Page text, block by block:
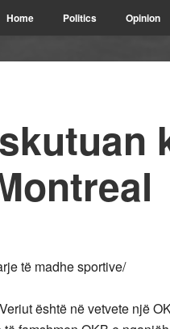
Home Politics Opinion
të madhe sportive/
është në vetvete një